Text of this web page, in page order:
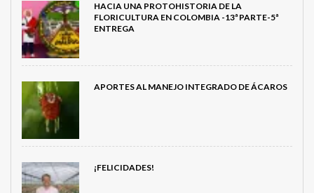
HACIA UNA PROTOHISTORIA DE LA
FLORICULTURA EN COLOMBIA -13ª PARTE-5ª
ENTREGA
APORTES AL MANEJO INTEGRADO DE ÁCAROS
¡FELICIDADES!